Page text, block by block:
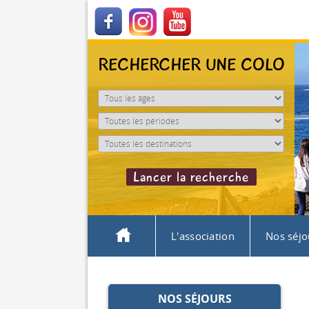
RECHERCHER UNE COLO
L'association Nos
NOS SÉJOURS